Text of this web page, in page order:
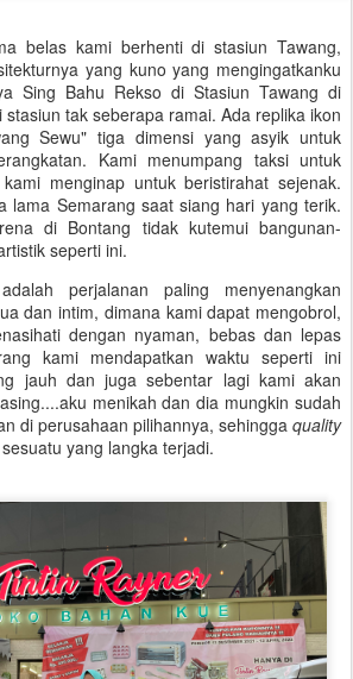
belas kami berhenti di stasiun Tawang,
yang kuno yang mengingatkanku
Sing Bahu Rekso di Stasiun Tawang di
tak seberapa ramai. Ada replika ikon
Sewu" tiga dimensi yang asyik untuk
Kami menumpang taksi untuk
menginap untuk beristirahat sejenak.
lama Semarang saat siang hari yang terik.
di Bontang tidak kutemui bangunan-
seperti ini.
perjalanan paling menyenangkan
dan intim, dimana kami dapat mengobrol,
dengan nyaman, bebas dan lepas
kami mendapatkan waktu seperti ini
jauh dan juga sebentar lagi kami akan
menikah dan dia mungkin sudah
di perusahaan pilihannya, sehingga quality
yang langka terjadi.